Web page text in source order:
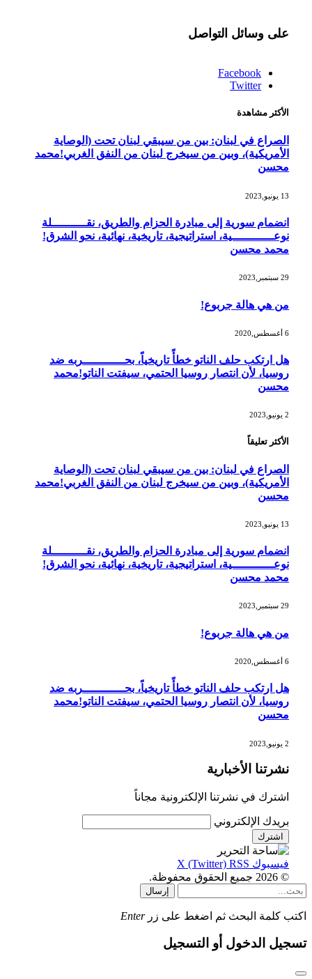
على وسائل التواصل
Facebook
Twitter
الأكثر مشاهدة
الصراع في لبنان: بين من سيبقي لبنان تحت (الوصاية
الأمريكية)، وبين من سيخرج لبنان من النفق الغربي!محمد
محسن
13 يونيو,2023
انضمام سورية إلى مبادرة الحزام والطريق، نقــــــــــلة
نوعــــــــــــية، استراتيجية، تاريخية، نهائية، نحو الشرق!
محمد محسن
29 سبتمبر,2023
من هي هالة جربوع!
هل ارتكب حلف الناتو خطأً تاريخياً، بحــــــــــــربه ضد
روسيا، لأن انتصار روسيا الحتمي، سيفتت الناتو!محمد
محسن
الأكثر تعليقاً
الصراع في لبنان: بين من سيبقي لبنان تحت (الوصاية
الأمريكية)، وبين من سيخرج لبنان من النفق الغربي!محمد
محسن
13 يونيو,2023
انضمام سورية إلى مبادرة الحزام والطريق، نقــــــــــلة
نوعــــــــــــية، استراتيجية، تاريخية، نهائية، نحو الشرق!
محمد محسن
29 سبتمبر,2023
من هي هالة جربوع!
هل ارتكب حلف الناتو خطأً تاريخياً، بحــــــــــــربه ضد
روسيا، لأن انتصار روسيا الحتمي، سيفتت الناتو!محمد
محسن
نشرتنا الأخبارية
اشترك في نشرتنا الإلكترونية مجاناً
بريدك الإلكتروني
فيسبوك X (Twitter) RSS
© 2026 جميع الحقوق محفوظة.
إرسال
اكتب كلمة البحث ثم اضغط على زر Enter
تسجيل الدخول أو التسجيل